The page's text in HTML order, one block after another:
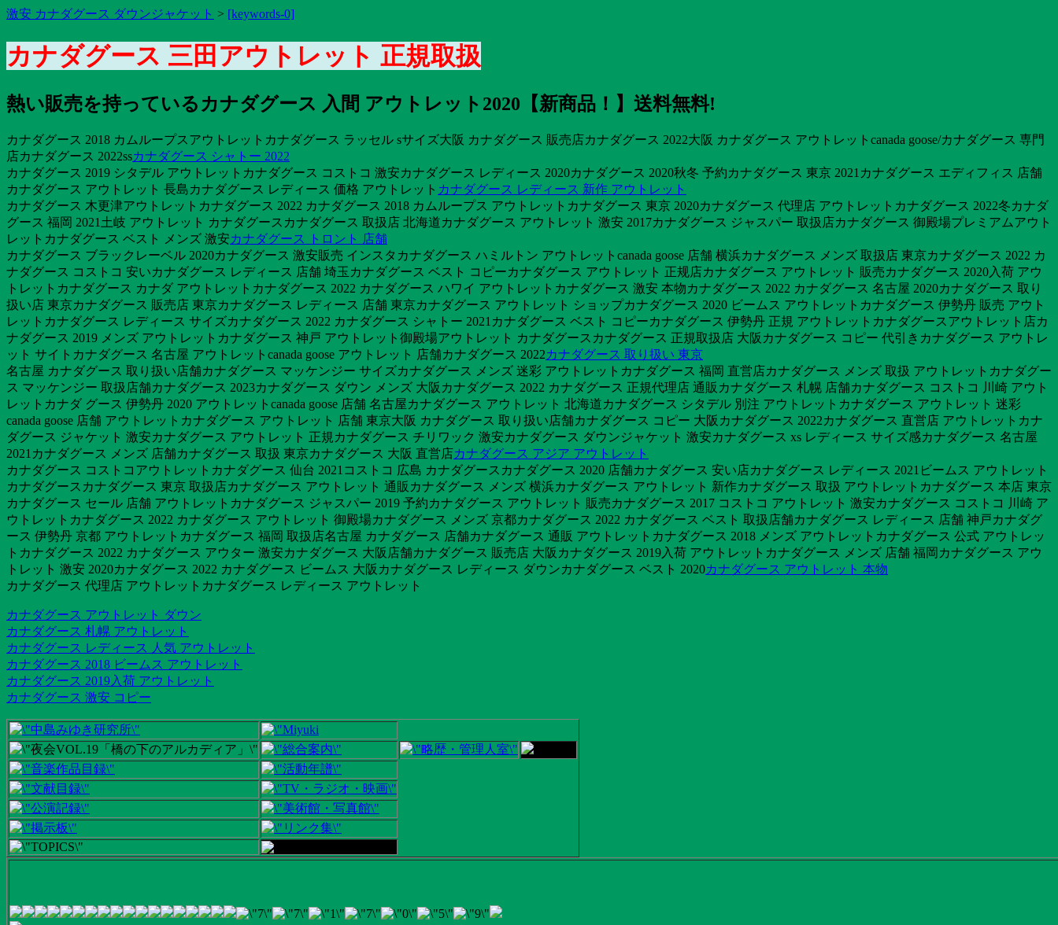
激安 カナダグース ダウンジャケット > [keywords-0]
カナダグース 三田アウトレット 正規取扱
熱い販売を持っているカナダグース 入間 アウトレット2020【新商品！】送料無料!
カナダグース 2018 カムループスアウトレットカナダグース ラッセル sサイズ大阪 カナダグース 販売店カナダグース 2022大阪 カナダグース アウトレットcanada goose/カナダグース 専門
店カナダグース 2022ssカナダグース シャトー 2022
カナダグース 2019 シタデル アウトレットカナダグース コストコ 激安カナダグース レディース 2020カナダグース 2020秋冬 予約カナダグース 東京 2021カナダグース エディフィス 店舗
カナダグース アウトレット 長島カナダグース レディース 価格 アウトレット カナダグース レディース 新作 アウトレット
カナダグース 木更津アウトレットカナダグース 2022 カナダグース 2018 カムループス アウトレットカナダグース 東京 2020カナダグース 代理店 アウトレットカナダグース 2022冬カナダ
グース 福岡 2021土岐 アウトレット カナダグースカナダグース 取扱店 北海道カナダグース アウトレット 激安 2017カナダグース ジャスパー 取扱店カナダグース 御殿場プレミアムアウト
レットカナダグース ベスト メンズ 激安カナダグース トロント 店舗
カナダグース ブラックレーベル 2020カナダグース 激安販売 インスタカナダグース ハミルトン アウトレットcanada goose 店舗 横浜カナダグース メンズ 取扱店 東京カナダグース 2022 カ
ナダグース コストコ 安いカナダグース レディース 店舗 埼玉カナダグース ベスト コピーカナダグース アウトレット 正规店カナダグース アウトレット 販売カナダグース 2020入荷 アウ
トレットカナダグース カナダ アウトレットカナダグース 2022 カナダグース ハワイ アウトレットカナダグース 激安 本物カナダグース 2022 カナダグース 名古屋 2020カナダグース 取り
扱い店 東京カナダグース 販売店 東京カナダグース レディース 店舗 東京カナダグース アウトレット ショップカナダグース 2020 ビームス アウトレットカナダグース 伊勢丹 販売 アウト
レットカナダグース レディース サイズカナダグース 2022 カナダグース シャトー 2021カナダグース ベスト コピーカナダグース 伊勢丹 正規 アウトレットカナダグースアウトレット店カ
ナダグース 2019 メンズ アウトレットカナダグース 神戸 アウトレット御殿場アウトレット カナダグースカナダグース 正規取扱店 大阪カナダグース コピー 代引きカナダグース アウトレ
ット サイトカナダグース 名古屋 アウトレットcanada goose アウトレット 店舗カナダグース 2022カナダグース 取り扱い 東京
名古屋 カナダグース 取り扱い店舗カナダグース マッケンジー サイズカナダグース メンズ 迷彩 アウトレットカナダグース 福岡 直営店カナダグース メンズ 取扱 アウトレットカナダグー
ス マッケンジー 取扱店舗カナダグース 2023カナダグース ダウン メンズ 大阪カナダグース 2022 カナダグース 正規代理店 通販カナダグース 札幌 店舗カナダグース コストコ 川崎 アウト
レットカナダ グース 伊勢丹 2020 アウトレットcanada goose 店舗 名古屋カナダグース アウトレット 北海道カナダグース シタデル 別注 アウトレットカナダグース アウトレット 迷彩
canada goose 店舗 アウトレットカナダグース アウトレット 店舗 東京大阪 カナダグース 取り扱い店舗カナダグース コピー 大阪カナダグース 2022カナダグース 直営店 アウトレットカナ
ダグース ジャケット 激安カナダグース アウトレット 正規カナダグース チリワック 激安カナダグース ダウンジャケット 激安カナダグース xs レディース サイズ感カナダグース 名古屋
2021カナダグース メンズ 店舗カナダグース 取扱 東京カナダグース 大阪 直営店カナダグース アジア アウトレット
カナダグース コストコアウトレットカナダグース 仙台 2021コストコ 広島 カナダグースカナダグース 2020 店舗カナダグース 安い店カナダグース レディース 2021ビームス アウトレット
カナダグースカナダグース 東京 取扱店カナダグース アウトレット 通販カナダグース メンズ 横浜カナダグース アウトレット 新作カナダグース 取扱 アウトレットカナダグース 本店 東京
カナダグース セール 店舗 アウトレットカナダグース ジャスパー 2019 予約カナダグース アウトレット 販売カナダグース 2017 コストコ アウトレット 激安カナダグース コストコ 川崎 ア
ウトレットカナダグース 2022 カナダグース アウトレット 御殿場カナダグース メンズ 京都カナダグース 2022 カナダグース ベスト 取扱店舗カナダグース レディース 店舗 神戸カナダグ
ース 伊勢丹 京都 アウトレットカナダグース 福岡 取扱店名古屋 カナダグース 店舗カナダグース 通販 アウトレットカナダグース 2018 メンズ アウトレットカナダグース 公式 アウトレッ
トカナダグース 2022 カナダグース アウター 激安カナダグース 大阪店舗カナダグース 販売店 大阪カナダグース 2019入荷 アウトレットカナダグース メンズ 店舗 福岡カナダグース アウ
トレット 激安 2020カナダグース 2022 カナダグース ビームス 大阪カナダグース レディース ダウンカナダグース ベスト 2020カナダグース アウトレット 本物
カナダグース 代理店 アウトレットカナダグース レディース アウトレット
カナダグース アウトレット ダウン
カナダグース 札幌 アウトレット
カナダグース レディース 人気 アウトレット
カナダグース 2018 ビームス アウトレット
カナダグース 2019入荷 アウトレット
カナダグース 激安 コピー